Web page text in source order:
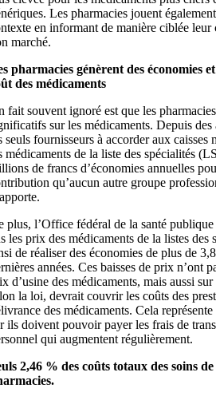
Les pharmacies jouent
en informant de manière ciblée leur
marché.
pharmacies génèrent des économies
des médicaments
fait souvent ignoré est que les
sur les médicaments. Depuis des
seuls fournisseurs à accorder aux caisses
médicaments de la liste des spécialités
de francs d’économies annuelles
qu’aucun autre groupe
plus, l’Office fédéral de la santé
les prix des médicaments de la listes des
de réaliser des économies de plus de
années. Ces baisses de prix n’ont
d’usine des médicaments, mais aussi
la loi, devrait couvrir les coûts des
des médicaments. Cela
ils doivent pouvoir payer les frais de
qui augmentent régulièrement.
2,46 % des coûts totaux des soins